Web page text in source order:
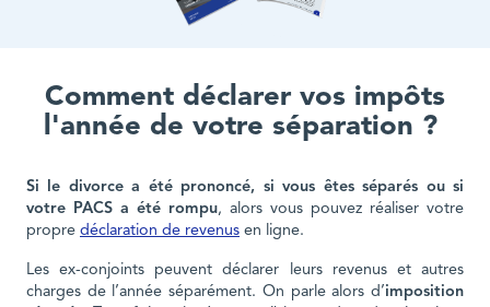
Comment déclarer vos impôts
l'année de votre séparation ?
Si le divorce a été prononcé, si vous êtes séparés ou si
votre PACS a été rompu, alors vous pouvez réaliser votre
propre déclaration de revenus en ligne.
Les ex-conjoints peuvent déclarer leurs revenus et autres
charges de l’année séparément. On parle alors d’imposition